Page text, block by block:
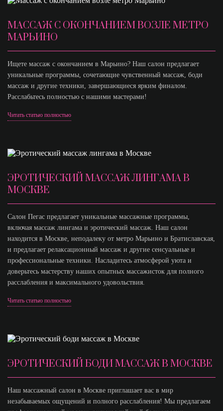
МАССАЖ С ОКОНЧАНИЕМ ВОЗЛЕ МЕТРО
МАРЬИНО
Ищете массаж с окончанием в Марьино? Наш салон предлагает
уникальные программы, сочетающие чувственный массаж, боди
массаж и другие техники, завершающиеся ярким финалом.
Расслабьтесь полностью с нашими мастерами!
Читать статью полностью
ЭРОТИЧЕСКИЙ МАССАЖ ЛИНГАМА В
МОСКВЕ
Салон Пегас предлагает уникальные массажные программы,
включая массаж лингама и эротический массаж. Наш салон
находится в Москве, неподалеку от метро Марьино и Братиславская,
и предлагает релаксационный массаж и другие сенсуальные и
профессиональные техники. Насладитесь атмосферой уюта и
доверьтесь мастерству наших опытных массажисток для полного
расслабления и максимального удовольствия.
Читать статью полностью
ЭРОТИЧЕСКИЙ БОДИ МАССАЖ В МОСКВЕ
Наш массажный салон в Москве приглашает вас в мир
незабываемых ощущений и полного расслабления! Мы предлагаем